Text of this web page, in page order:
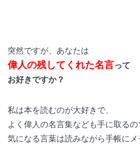
突然ですが、あなたは
偉人の残してくれた名言って
お好きですか？
私は本を読むのが大好きで、
よく偉人の名言集なども手に取るの
気になる言葉は読みながら手帳に